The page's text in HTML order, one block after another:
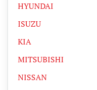
HYUNDAI
ISUZU
KIA
MITSUBISHI
NISSAN